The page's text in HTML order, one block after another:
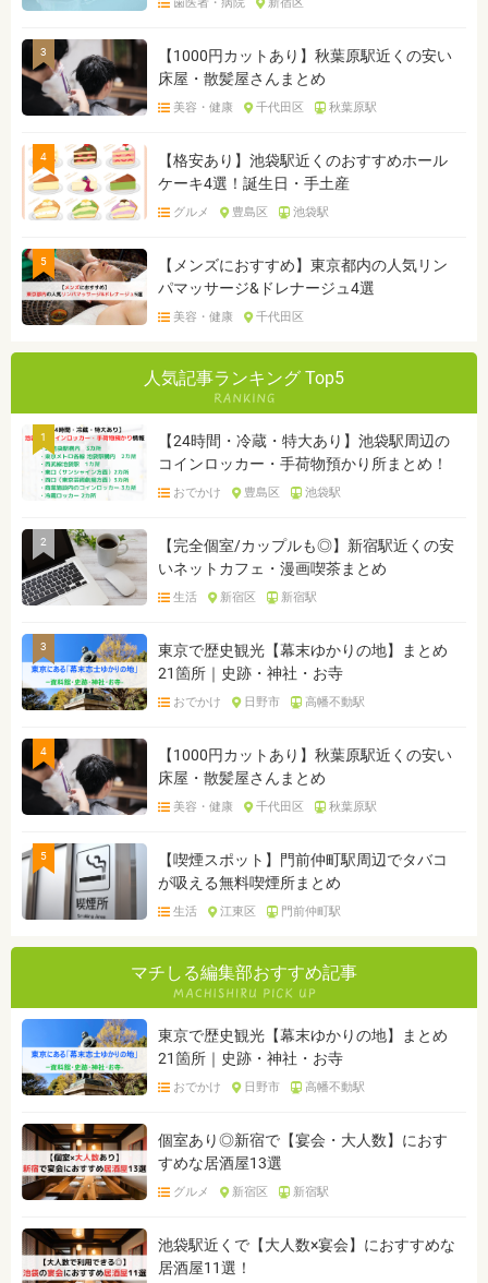
3
【1000円カットあり】秋葉原駅近くの安い
床屋・散髪屋さんまとめ
美容・健康 千代田区 秋葉原駅
4
【格安あり】池袋駅近くのおすすめホール
ケーキ4選！誕生日・手土産
グルメ 豊島区 池袋駅
5
【メンズにおすすめ】東京都内の人気リン
パマッサージ&ドレナージュ4選
美容・健康 千代田区
人気記事ランキング Top5
1
【24時間・冷蔵・特大あり】池袋駅周辺の
コインロッカー・手荷物預かり所まとめ！
おでかけ 豊島区 池袋駅
2
【完全個室/カップルも◎】新宿駅近くの安
いネットカフェ・漫画喫茶まとめ
生活 新宿区 新宿駅
3
東京で歴史観光【幕末ゆかりの地】まとめ
21箇所｜史跡・神社・お寺
おでかけ 日野市 高幡不動駅
4
【1000円カットあり】秋葉原駅近くの安い
床屋・散髪屋さんまとめ
美容・健康 千代田区 秋葉原駅
5
【喫煙スポット】門前仲町駅周辺でタバコ
が吸える無料喫煙所まとめ
生活 江東区 門前仲町駅
マチしる編集部おすすめ記事
東京で歴史観光【幕末ゆかりの地】まとめ
21箇所｜史跡・神社・お寺
おでかけ 日野市 高幡不動駅
個室あり◎新宿で【宴会・大人数】におす
すめな居酒屋13選
グルメ 新宿区 新宿駅
池袋駅近くで【大人数×宴会】におすすめな
居酒屋11選！